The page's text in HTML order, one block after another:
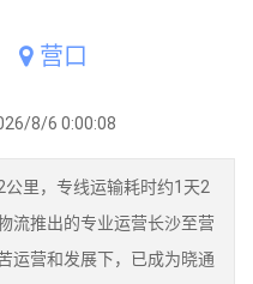
营口
8/6 0:00:08
公里，专线运输耗时约1天2
流推出的专业运营长沙至营
运营和发展下，已成为晓通